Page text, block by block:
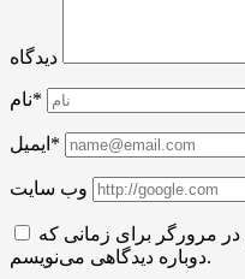
دیدگاه
نام*
ایمیل*
وب سایت
در مرورگر برای زمانی که
دوباره دیدگاهی می‌نویسم.